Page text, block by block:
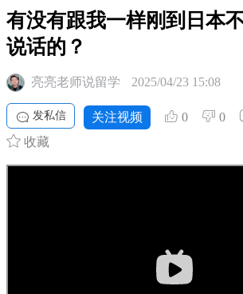
有没有跟我一样刚到日本
说话的？
亮亮老师说留学 2025/04/23 15:08
发私信 关注视频 0 0
收藏